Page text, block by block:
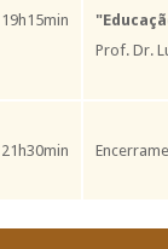
19h15min
Prof. Dr.
21h30min